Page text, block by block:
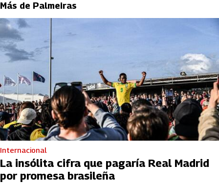
Más de Palmeiras
Internacional
La insólita cifra que pagaría Real Madrid
por promesa brasileña